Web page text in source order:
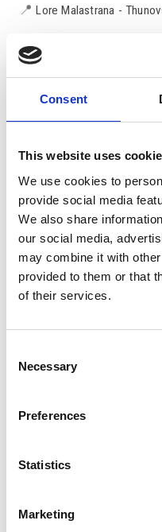
Consent
This website uses
We use cookies to
provide social media
We also share
our social media,
may combine it with
provided to them or that
of their services.
Selection
Necessary
Preferences
Statistics
Marketing
📍Lore Malastrana -
07